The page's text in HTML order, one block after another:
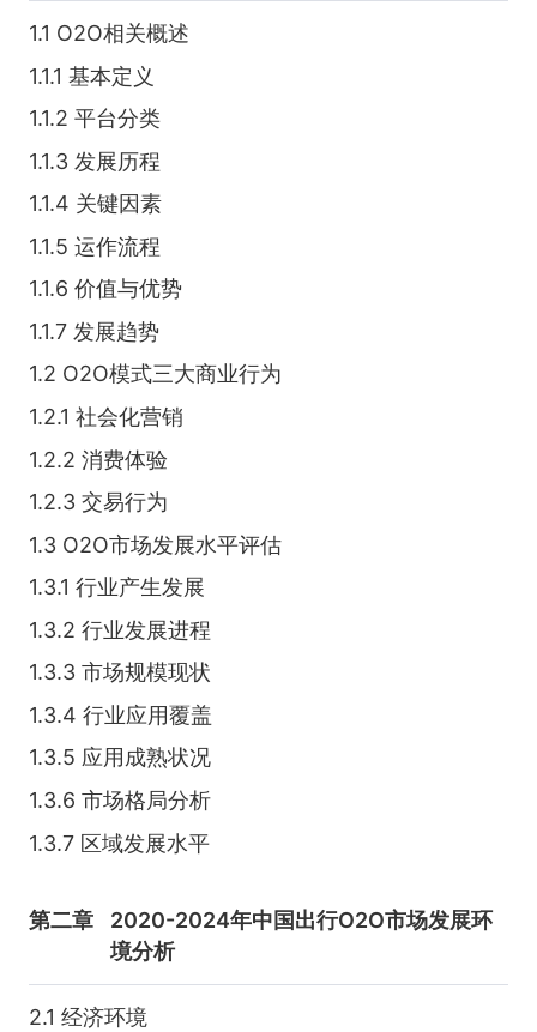
1.1 O2O相关概述
1.1.1 基本定义
1.1.2 平台分类
1.1.3 发展历程
1.1.4 关键因素
1.1.5 运作流程
1.1.6 价值与优势
1.1.7 发展趋势
1.2 O2O模式三大商业行为
1.2.1 社会化营销
1.2.2 消费体验
1.2.3 交易行为
1.3 O2O市场发展水平评估
1.3.1 行业产生发展
1.3.2 行业发展进程
1.3.3 市场规模现状
1.3.4 行业应用覆盖
1.3.5 应用成熟状况
1.3.6 市场格局分析
1.3.7 区域发展水平
第二章
2020-2024年中国出行O2O市场发展环
境分析
2.1 经济环境